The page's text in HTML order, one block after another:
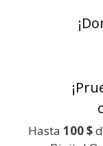
Hasta 100 $